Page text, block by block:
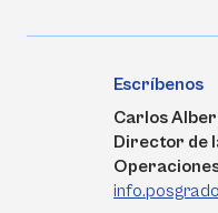
Escríbenos
Carlos
Director de